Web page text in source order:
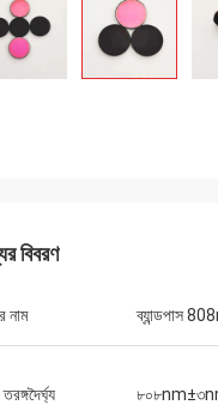
বিবরণ
নাম ব্যান্ডপাস